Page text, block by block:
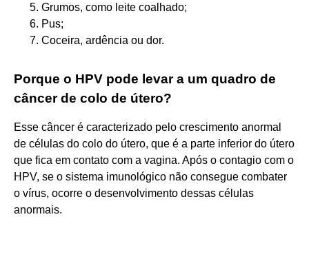
Grumos, como leite coalhado;
Pus;
Coceira, ardência ou dor.
Porque o HPV pode levar a um quadro de
câncer de colo de útero?
Esse câncer é caracterizado pelo crescimento anormal
de células do colo do útero, que é a parte inferior do útero
que fica em contato com a vagina. Após o contagio com o
HPV, se o sistema imunológico não consegue combater
o vírus, ocorre o desenvolvimento dessas células
anormais.